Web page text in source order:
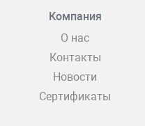
Компания
О нас
Контакты
Новости
Сертификаты